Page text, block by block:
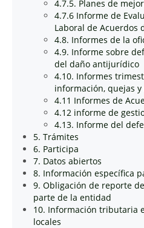
4.7.5. Planes de
4.7.6 Informe de
Laboral de Acuerdos
4.8. Informes de la
4.9. Informe sobre
del daño antijurídico
4.10. Informes
información, quejas y
4.11 Informes de
4.12 informe de
4.13. Informe del
5. Trámites
6. Participa
7. Datos abiertos
8. Información específica
9. Obligación de reporte
parte de la entidad
10. Información tributaria
locales